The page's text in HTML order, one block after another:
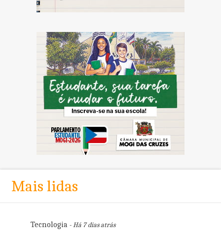
Mais lidas
Tecnologia- Há 7 dias atrás